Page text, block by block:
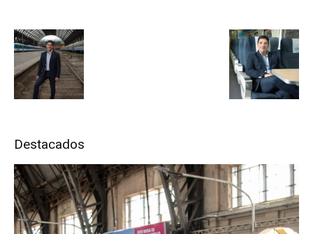
Destacados